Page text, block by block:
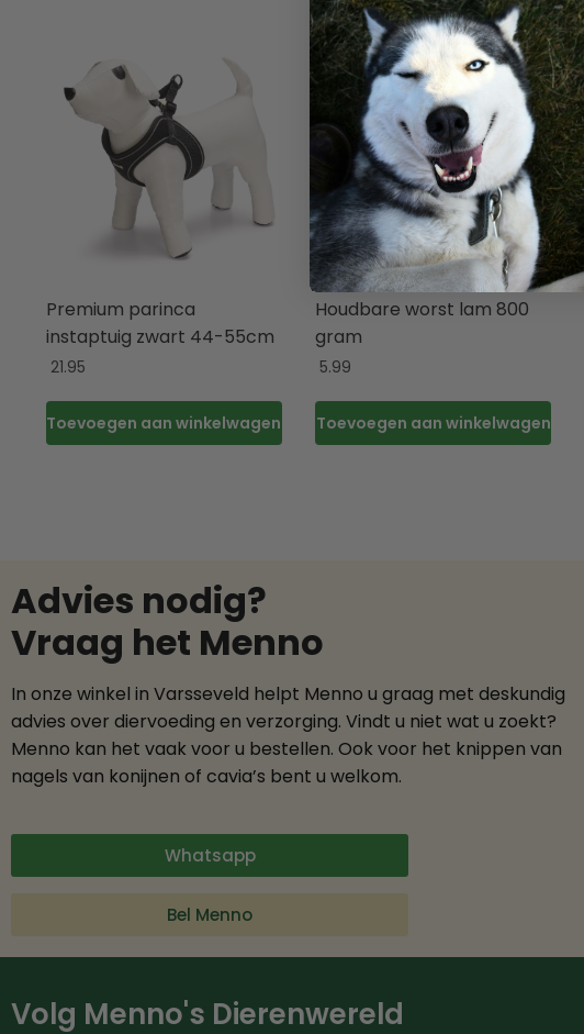
Premium parinca
instaptuig zwart 44-55cm
21.95
Toevoegen aan winkelwagen
Houdbare worst lam 800
gram
5.99
Toevoegen aan winkelwagen
Advies nodig?
Vraag het Menno
In onze winkel in Varsseveld helpt Menno u graag met deskundig
advies over diervoeding en verzorging. Vindt u niet wat u zoekt?
Menno kan het vaak voor u bestellen. Ook voor het knippen van
nagels van konijnen of cavia’s bent u welkom.
Whatsapp
Bel Menno
Volg Menno's Dierenwereld